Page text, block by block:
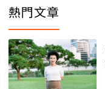
熱門文章